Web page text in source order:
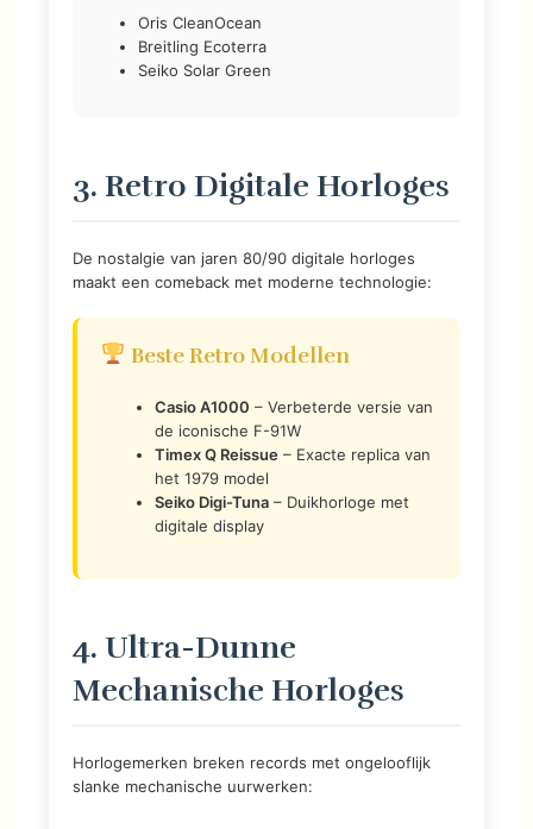
Oris CleanOcean
Breitling Ecoterra
Seiko Solar Green
3. Retro Digitale Horloges
De nostalgie van jaren 80/90 digitale horloges
maakt een comeback met moderne technologie:
Beste Retro Modellen
Casio A1000 – Verbeterde versie van
de iconische F-91W
Timex Q Reissue – Exacte replica van
het 1979 model
Seiko Digi-Tuna – Duikhorloge met
digitale display
4. Ultra-Dunne
Mechanische Horloges
Horlogemerken breken records met ongelooflijk
slanke mechanische uurwerken: